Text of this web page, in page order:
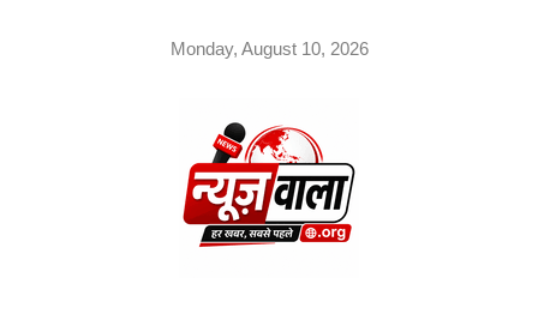
Monday, August 10, 2026